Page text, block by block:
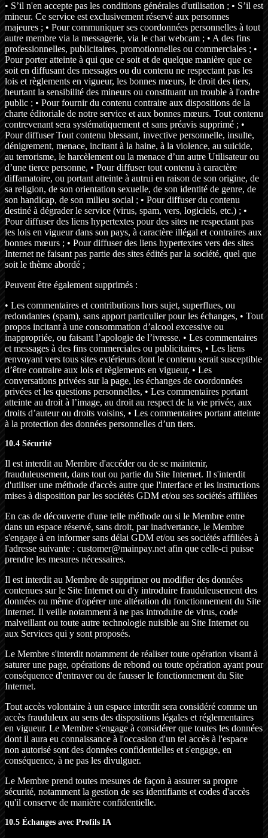
• S’il n'en accepte pas les conditions générales d'utilisation ; • S’il est
mineur. Ce service est exclusivement réservé aux personnes
majeures ; • Pour communiquer ses coordonnées personnelles à tout
autre membre via la messagerie, via le chat webcam ; • A des fins
professionnelles, publicitaires, promotionnelles ou commerciales ; •
Pour porter atteinte à qui que ce soit et de quelque manière que ce
soit en diffusant des messages ou du contenu ne respectant pas les
lois et règlements en vigueur, les bonnes mœurs, le droit des tiers,
heurtant la sensibilité des mineurs ou constituant un trouble à l'ordre
public ; • Pour fournir du contenu contraire aux dispositions de la
charte éditoriale de notre service et aux bonnes mœurs. Tout contenu
contrevenant sera systématiquement et sans préavis supprimé ; •
Pour diffuser Tout contenu blessant, invective personnelle, insulte,
dénigrement, menace, incitant à la haine, à la violence, au suicide,
au terrorisme, le harcèlement ou la menace d’un autre Utilisateur ou
d’une tierce personne, • Pour diffuser tout contenu à caractère
diffamatoire, ou portant atteinte à autrui en raison de son origine, de
sa religion, de son orientation sexuelle, de son identité de genre, de
son handicap, de son milieu social ; • Pour diffuser du contenu
destiné à dégrader le service (virus, spam, vers, logiciels, etc.) ; •
Pour diffuser des liens hypertextes pour des sites ne respectant pas
les lois en vigueur dans son pays, à caractère illégal et contraires aux
bonnes mœurs ; • Pour diffuser des liens hypertextes vers des sites
Internet ne faisant pas partie des sites édités par la société, quel que
soit le thème abordé ;
Peuvent être également supprimés :
• Les commentaires et contributions hors sujet, superflues, ou
redondantes (spam), sans apport particulier pour les échanges, • Tout
propos incitant à une consommation d’alcool excessive ou
inappropriée, ou faisant l’apologie de l’ivresse. • Les commentaires
et messages à des fins commerciales ou publicitaires, • Les liens
renvoyant vers tous sites extérieurs dont le contenu serait susceptible
d’être contraire aux lois et règlements en vigueur, • Les
conversations privées sur la page, les échanges de coordonnées
privées et les questions personnelles, • Les commentaires portant
atteinte au droit à l’image, au droit au respect de la vie privée, aux
droits d’auteur ou droits voisins, • Les commentaires portant atteinte
à la protection des données personnelles d’un tiers.
10.4 Sécurité
Il est interdit au Membre d'accéder ou de se maintenir,
frauduleusement, dans tout ou partie du Site Internet. Il s'interdit
d'utiliser une méthode d'accès autre que l'interface et les instructions
mises à disposition par les sociétés GDM et/ou ses sociétés affiliées
En cas de découverte d'une telle méthode ou si le Membre entre
dans un espace réservé, sans droit, par inadvertance, le Membre
s'engage à en informer sans délai GDM et/ou ses sociétés affiliées à
l'adresse suivante : customer@mainpay.net afin que celle-ci puisse
prendre les mesures nécessaires.
Il est interdit au Membre de supprimer ou modifier des données
contenues sur le Site Internet ou d'y introduire frauduleusement des
données ou même d'opérer une altération du fonctionnement du Site
Internet. Il veille notamment à ne pas introduire de virus, code
malveillant ou toute autre technologie nuisible au Site Internet ou
aux Services qui y sont proposés.
Le Membre s'interdit notamment de réaliser toute opération visant à
saturer une page, opérations de rebond ou toute opération ayant pour
conséquence d'entraver ou de fausser le fonctionnement du Site
Internet.
Tout accès volontaire à un espace interdit sera considéré comme un
accès frauduleux au sens des dispositions légales et réglementaires
en vigueur. Le Membre s'engage à considérer que toutes les données
dont il aura eu connaissance à l'occasion d'un tel accès à l'espace
non autorisé sont des données confidentielles et s'engage, en
conséquence, à ne pas les divulguer.
Le Membre prend toutes mesures de façon à assurer sa propre
sécurité, notamment la gestion de ses identifiants et codes d'accès
qu'il conserve de manière confidentielle.
10.5 Échanges avec Profils IA